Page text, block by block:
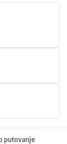
putovanje